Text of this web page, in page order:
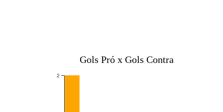
2
Gols Pró x Gols Contra